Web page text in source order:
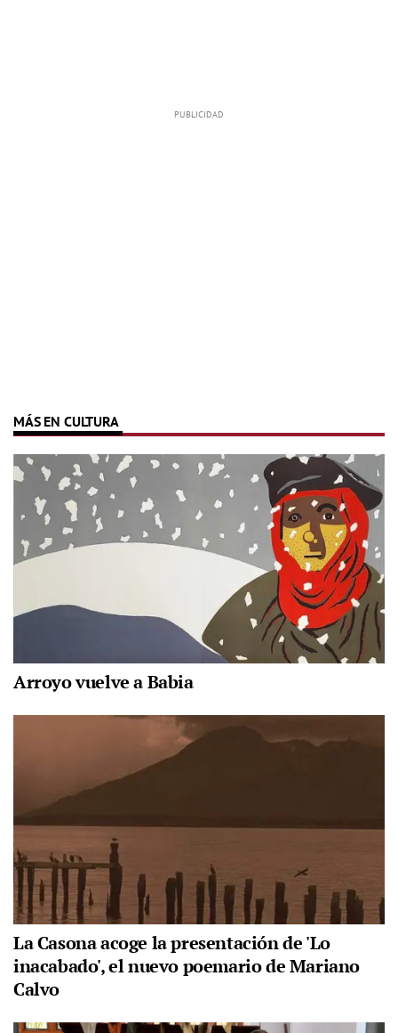
MÁS EN CULTURA
Arroyo vuelve a Babia
La Casona acoge la presentación de 'Lo
inacabado', el nuevo poemario de Mariano
Calvo